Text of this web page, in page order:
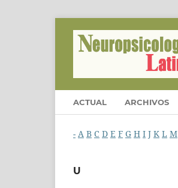
ACTUAL ARCHIVOS
- A B C D E F G H I J K L M
U